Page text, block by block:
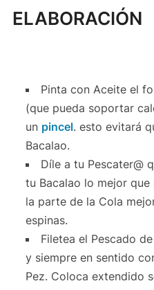
ELABORACIÓN
Pinta con Aceite el
(que pueda soportar
un pincel. esto evitará
Bacalao.
Díle a tu Pescater@
tu Bacalao lo mejor que
la parte de la Cola
espinas.
Filetea el Pescado
y siempre en sentido
Pez. Coloca extendido